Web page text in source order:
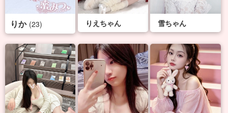
りか (23) りえちゃん 雪ちゃん